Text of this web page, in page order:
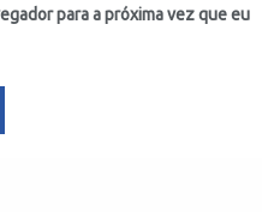
para a próxima vez que eu